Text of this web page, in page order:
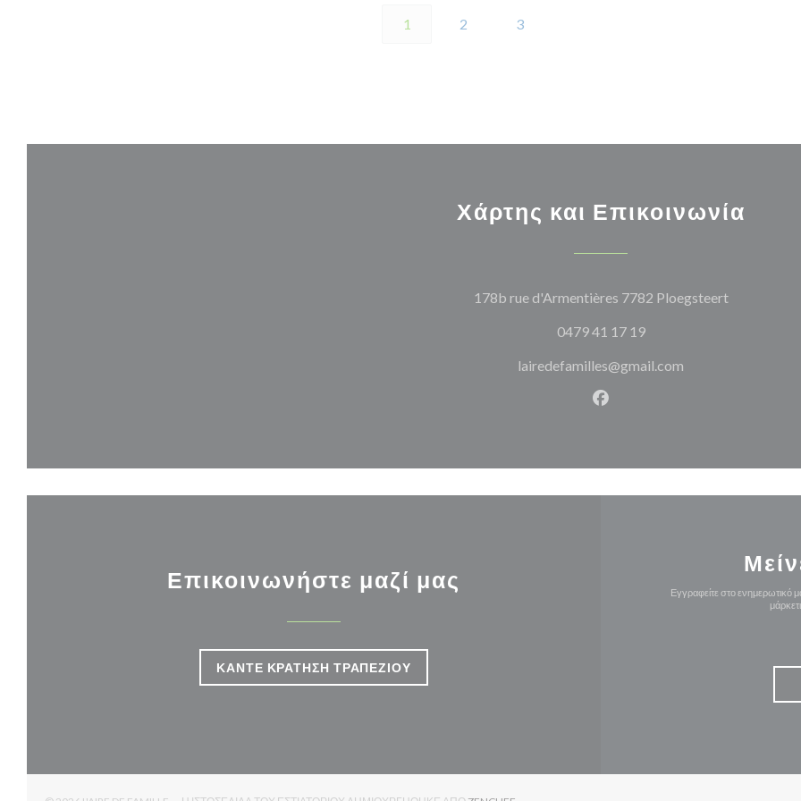
1 2 3
Χάρτης και Επικοινωνία
178b rue d'Armentières 7782 Ploegsteert((ανοίγει
0479 41 17 19
lairedefamilles@gmail.com
Facebook ((ανοίγει σε νέο
Επικοινωνήστε μαζί μας
ΚΆΝΤΕ ΚΡΆΤΗΣΗ ΤΡΑΠΕΖΙΟΎ
Εγγραφείτε στο ενημερωτικό